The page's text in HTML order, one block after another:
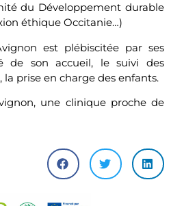
du Développement durable
éthique Occitanie…)
est plébiscitée par ses
de son accueil, le suivi des
prise en charge des enfants.
une clinique proche de